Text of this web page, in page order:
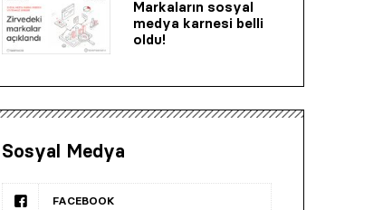
Markaların sosyal
medya karnesi belli
oldu!
Sosyal Medya
FACEBOOK